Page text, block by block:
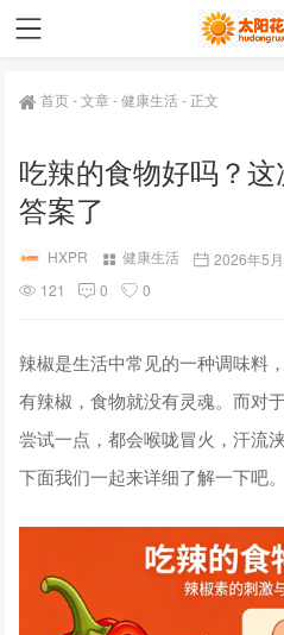
首页-文章-健康生活- 正文
吃辣的食物好吗？
答案了
HXPR 健康生活
2026年5
121
0 0
辣椒是生活中常见的一种调味料
有辣椒，食物就没有灵魂。而对
尝试一点，都会喉咙冒火，汗
下面我们一起来详细了解一下吧。